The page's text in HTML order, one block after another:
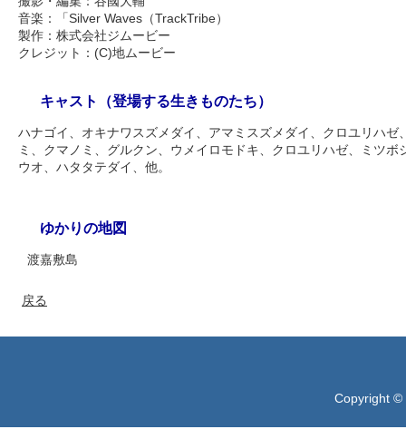
音楽：「Silver Waves（TrackTribe）
製作：株式会社ジムービー
クレジット：(C)地ムービー
キャスト（登場する生きものたち）
ハナゴイ、オキナワスズメダイ、アマミスズメダイ、クロユリハゼ
ミ、クマノミ、グルクン、ウメイロモドキ、クロユリハゼ、ミツ
ウオ、ハタタテダイ、他。
ゆかりの地図
渡嘉敷島
戻る
Copyright ©